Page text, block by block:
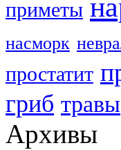
приметы
насморк
простатит
гриб травы
Архивы